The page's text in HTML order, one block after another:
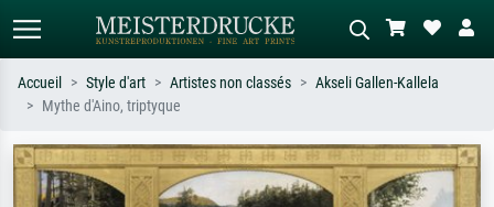
Recherchez par artiste, titre ou style –
ex. Monet, Nuit étoilée,
Décrivez la scène – ex. prairie verte,
abstrait avec beaucoup de rouge,
Accueil Style d'art Artistes non classés
Akseli Gallen-Kallela
Mythe d'Aino, triptyque